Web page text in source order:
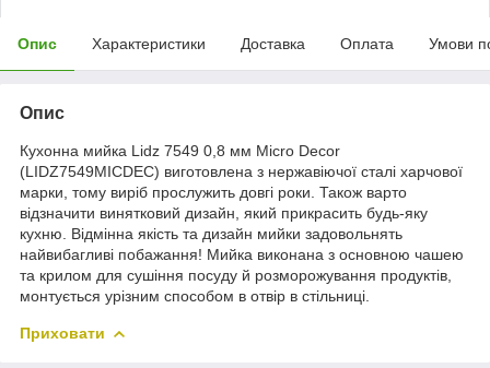
Опис Характеристики Доставка Оплата Умови
Опис
Кухонна мийка Lidz 7549 0,8 мм Micro Decor
(LIDZ7549MICDEC) виготовлена з нержавіючої сталі харчової
марки, тому виріб прослужить довгі роки. Також варто
відзначити винятковий дизайн, який прикрасить будь-яку
кухню. Відмінна якість та дизайн мийки задовольнять
найвибагливі побажання! Мийка виконана з основною чашею
та крилом для сушіння посуду й розморожування продуктів,
монтується урізним способом в отвір в стільниці.
Приховати